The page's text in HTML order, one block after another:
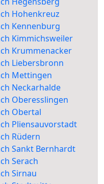
Hohenkreuz
Kennenburg
Kimmichsweiler
Krummenacker
Liebersbronn
Mettingen
Neckarhalde
Oberesslingen
Obertal
Pliensauvorstadt
Rüdern
Sankt Bernhardt
Serach
Sirnau